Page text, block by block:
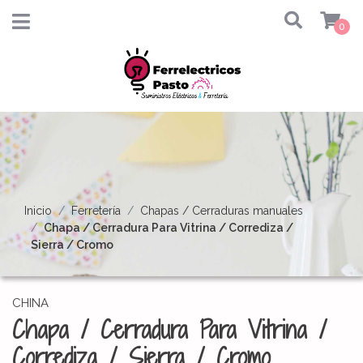
0
Inicio Ferretería
Chapas / Cerraduras manuales
Chapa / Cerradura Para Vitrina / Corrediza /
Sierra / Cromo
CHINA
Chapa / Cerradura Para Vitrina /